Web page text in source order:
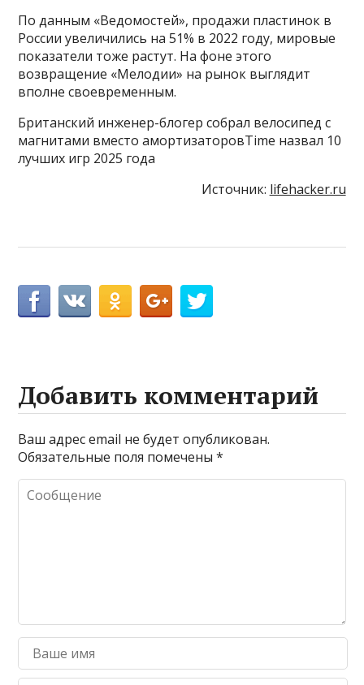
По данным «Ведомостей», продажи пластинок в
России увеличились на 51% в 2022 году, мировые
показатели тоже растут. На фоне этого
возвращение «Мелодии» на рынок выглядит
вполне своевременным.
Британский инженер-блогер собрал велосипед с
магнитами вместо амортизаторовTime назвал 10
лучших игр 2025 года
Источник: lifehacker.ru
Добавить комментарий
Ваш адрес email не будет опубликован.
Обязательные поля помечены*